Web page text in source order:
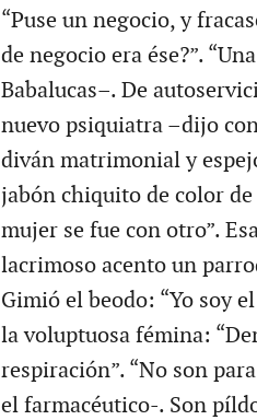
“Puse un negocio, y
de negocio era ése?”.
Babalucas–. De
nuevo psiquiatra –dijo
diván matrimonial y
jabón chiquito de color
mujer se fue con otro”.
lacrimoso acento un
Gimió el beodo: “Yo soy
la voluptuosa fémina:
respiración”. “No son
el farmacéutico-. Son